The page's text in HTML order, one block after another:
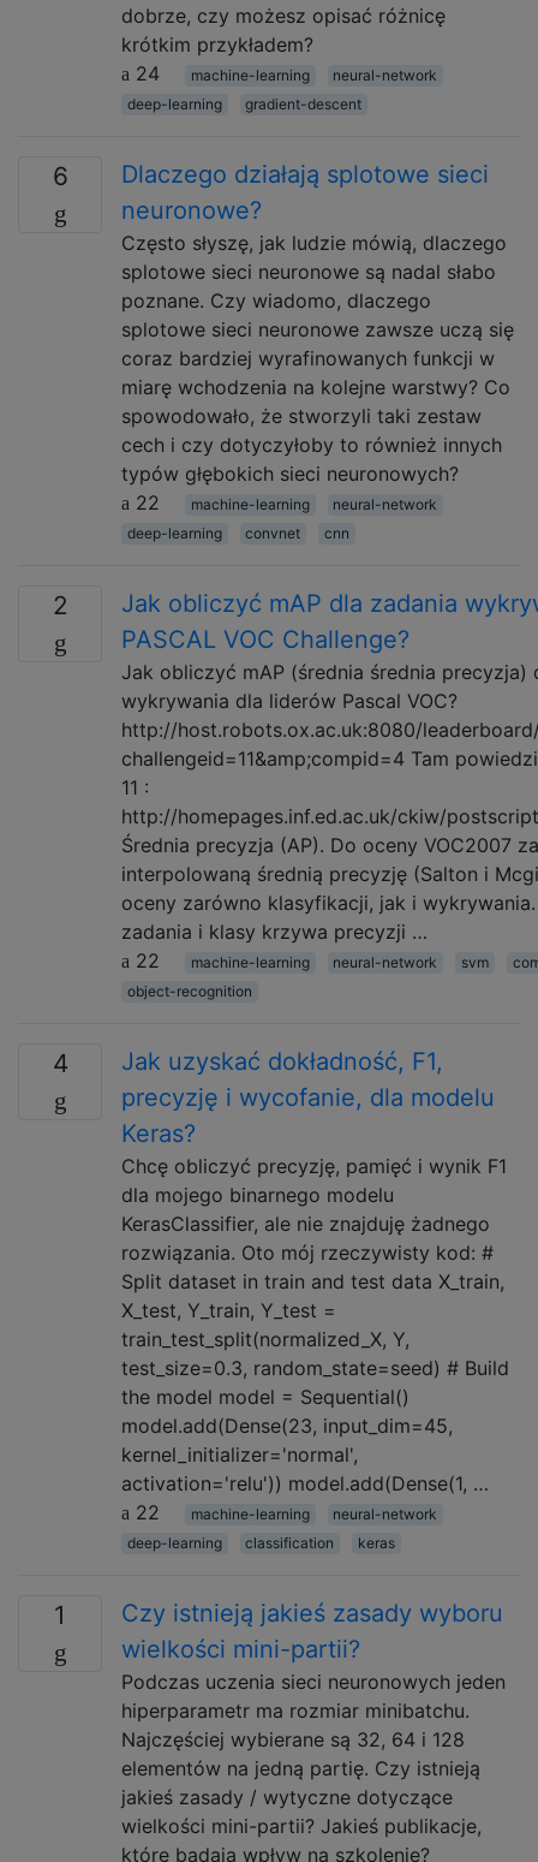
dobrze, czy możesz opisać różnicę
krótkim przykładem?
24
machine-learning
neural-network
deep-learning
gradient-descent
6
Dlaczego działają splotowe sieci
neuronowe?
Często słyszę, jak ludzie mówią, dlaczego
splotowe sieci neuronowe są nadal słabo
poznane. Czy wiadomo, dlaczego
splotowe sieci neuronowe zawsze uczą się
coraz bardziej wyrafinowanych funkcji w
miarę wchodzenia na kolejne warstwy? Co
spowodowało, że stworzyli taki zestaw
cech i czy dotyczyłoby to również innych
typów głębokich sieci neuronowych?
22
machine-learning
neural-network
deep-learning
convnet cnn
2
Jak obliczyć mAP dla zadania
PASCAL VOC Challenge?
Jak obliczyć mAP (średnia średnia precyzja)
wykrywania dla liderów Pascal VOC?
http://host.robots.ox.ac.uk:8080/
challengeid=11&amp;compid=4 Tam
11 :
http://homepages.inf.ed.ac.uk/ckiw/
Średnia precyzja (AP). Do oceny VOC2007
interpolowaną średnią precyzję (Salton i
oceny zarówno klasyfikacji, jak i
zadania i klasy krzywa precyzji …
22
machine-learning neural-network svm
object-recognition
4
Jak uzyskać dokładność, F1,
precyzję i wycofanie, dla modelu
Keras?
Chcę obliczyć precyzję, pamięć i wynik F1
dla mojego binarnego modelu
KerasClassifier, ale nie znajduję żadnego
rozwiązania. Oto mój rzeczywisty kod: #
Split dataset in train and test data X_train,
X_test, Y_train, Y_test =
train_test_split(normalized_X, Y,
test_size=0.3, random_state=seed) # Build
the model model = Sequential()
model.add(Dense(23, input_dim=45,
kernel_initializer='normal',
activation='relu')) model.add(Dense(1, …
22
machine-learning
neural-network
deep-learning
classification keras
1
Czy istnieją jakieś zasady wyboru
wielkości mini-partii?
Podczas uczenia sieci neuronowych jeden
hiperparametr ma rozmiar minibatchu.
Najczęściej wybierane są 32, 64 i 128
elementów na jedną partię. Czy istnieją
jakieś zasady / wytyczne dotyczące
wielkości mini-partii? Jakieś publikacje,
które badają wpływ na szkolenie?